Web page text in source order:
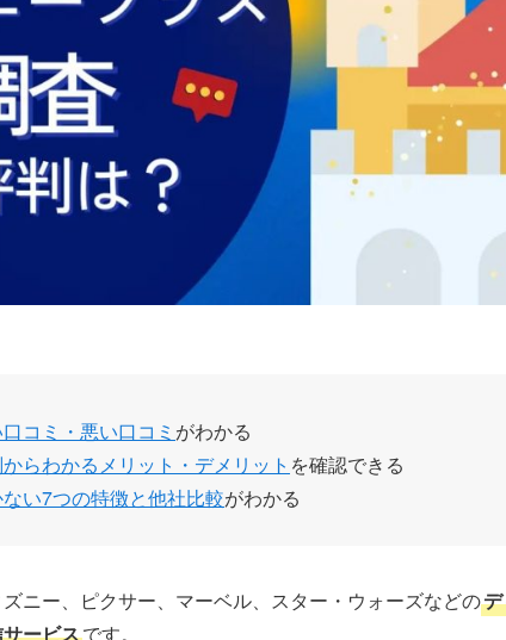
コミ・悪い口コミ がわかる
らわかるメリット・デメリット を確認できる
い7つの特徴と他社比較がわかる
ニー、ピクサー、マーベル、スター・ウォーズなどの
ービスです。